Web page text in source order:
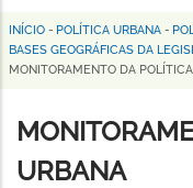
Horizonte
Trilha
de
navegação
INÍCIO - POLÍTICA URBANA -
BASES GEOGRÁFICAS DA
MONITORAMENTO DA
URBANA